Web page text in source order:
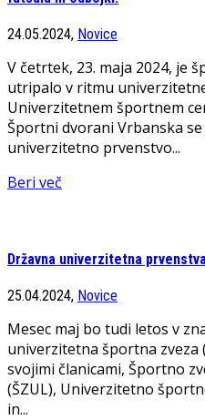
24.05.2024, Novice
V četrtek, 23. maja 2024, je
utripalo v ritmu
Univerzitetnem športnem
Športni dvorani Vrbanska
univerzitetno prvenstvo...
Beri več
Državna univerzitetna
25.04.2024, Novice
Mesec maj bo tudi letos v
univerzitetna športna zveza
svojimi članicami, Športno
(ŠZUL), Univerzitetno
in...